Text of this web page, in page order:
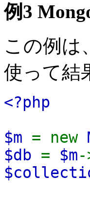
例3
この例は
使って結
<?php
$m = new
$db = $m-